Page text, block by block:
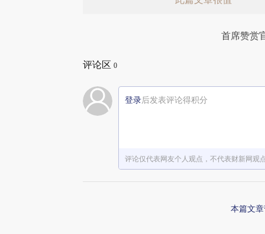
首席赞赏
评论区 0
登录后发表评论得积分
评论仅代表网友个人观点，不代表财新网观
本篇文